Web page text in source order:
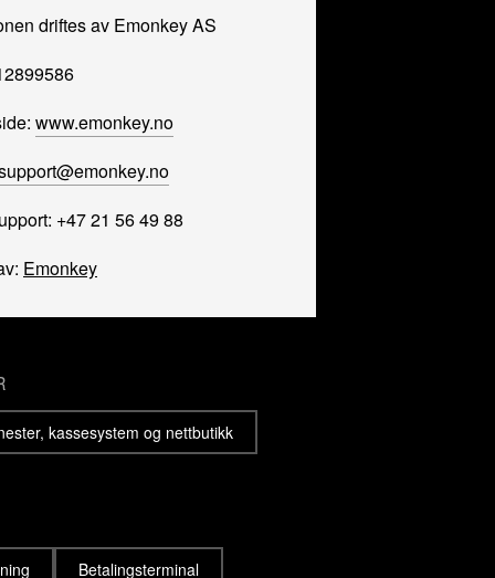
driftes av Emonkey AS
www.emonkey.no
+47 21 56 49 88
Emonkey
kassesystem og nettbutikk
Betalingsterminal